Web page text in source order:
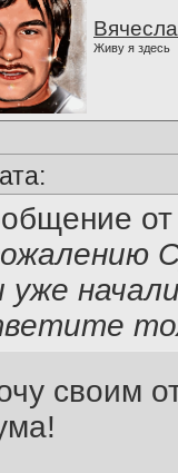
Живу я здесь
от
своим